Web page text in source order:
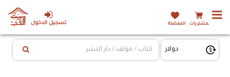
تسجيل الدخول المشتريات المفضلة